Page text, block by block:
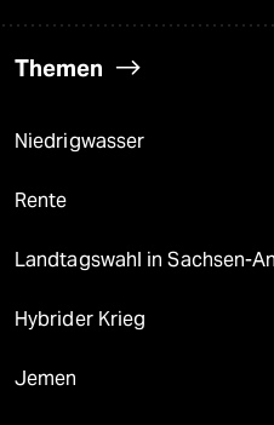
Themen
Niedrigwasser
Rente
Landtagswahl in Sachsen-
Hybrider Krieg
Jemen